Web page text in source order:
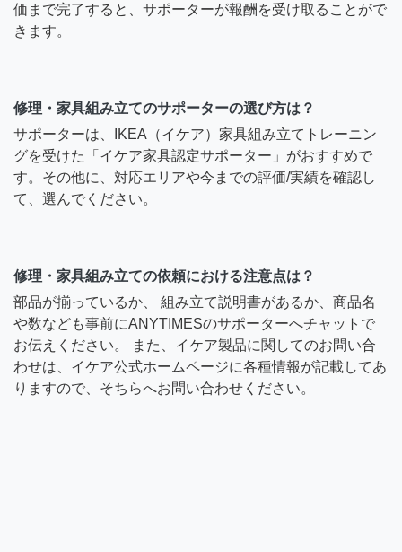
価まで完了すると、サポーターが報酬を受け取ることがで
きます。
修理・家具組み立てのサポーターの選び方は？
サポーターは、IKEA（イケア）家具組み立てトレーニン
グを受けた「イケア家具認定サポーター」がおすすめで
す。その他に、対応エリアや今までの評価/実績を確認し
て、選んでください。
修理・家具組み立ての依頼における注意点は？
部品が揃っているか、 組み立て説明書があるか、商品名
や数なども事前にANYTIMESのサポーターへチャットで
お伝えください。 また、イケア製品に関してのお問い合
わせは、イケア公式ホームページに各種情報が記載してあ
りますので、そちらへお問い合わせください。